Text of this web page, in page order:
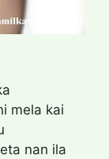
mela kai
nan ila